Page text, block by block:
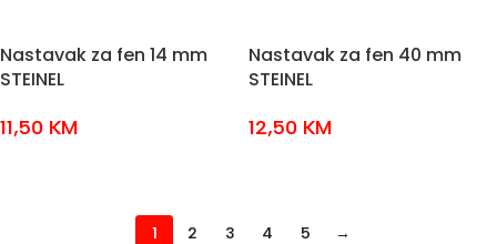
Nastavak za fen 14 mm
STEINEL
11,50 KM
Nastavak za fen 40 mm
STEINEL
12,50 KM
1 2 3 4 5 →